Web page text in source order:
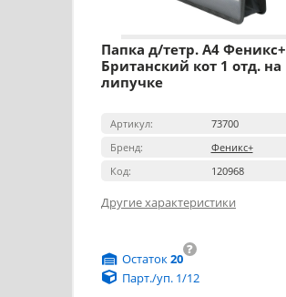
Папка д/тетр. А4 Феникс+
Британский кот 1 отд. на
липучке
Артикул:
73700
Бренд:
Феникс+
Код:
120968
Другие характеристики
?
Остаток20
Парт./уп. 1/12